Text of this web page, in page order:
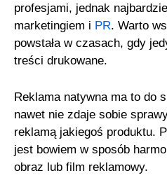
profesjami, jednak
marketingiem i PR. Warto
powstała w czasach, gdy
treści drukowane.
Reklama natywna ma to do
nawet nie zdaje sobie
reklamą jakiegoś produktu.
jest bowiem w sposób
obraz lub film reklamowy.